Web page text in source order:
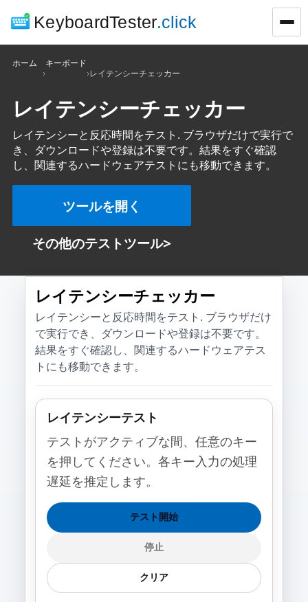
KeyboardTester.click
ホーム
›
キーボード
›レイテンシーチェッカー
レイテンシーチェッカー
レイテンシーと反応時間をテスト. ブラウザだけで実行で
き、ダウンロードや登録は不要です。結果をすぐ確認
し、関連するハードウェアテストにも移動できます。
ツールを開く
その他のテストツール>
レイテンシーチェッカー
レイテンシーと反応時間をテスト. ブラウザだけ
で実行でき、ダウンロードや登録は不要です。
結果をすぐ確認し、関連するハードウェアテス
トにも移動できます。
レイテンシーテスト
テストがアクティブな間、任意のキー
を押してください。各キー入力の処理
遅延を推定します。
テスト開始
停止
クリア